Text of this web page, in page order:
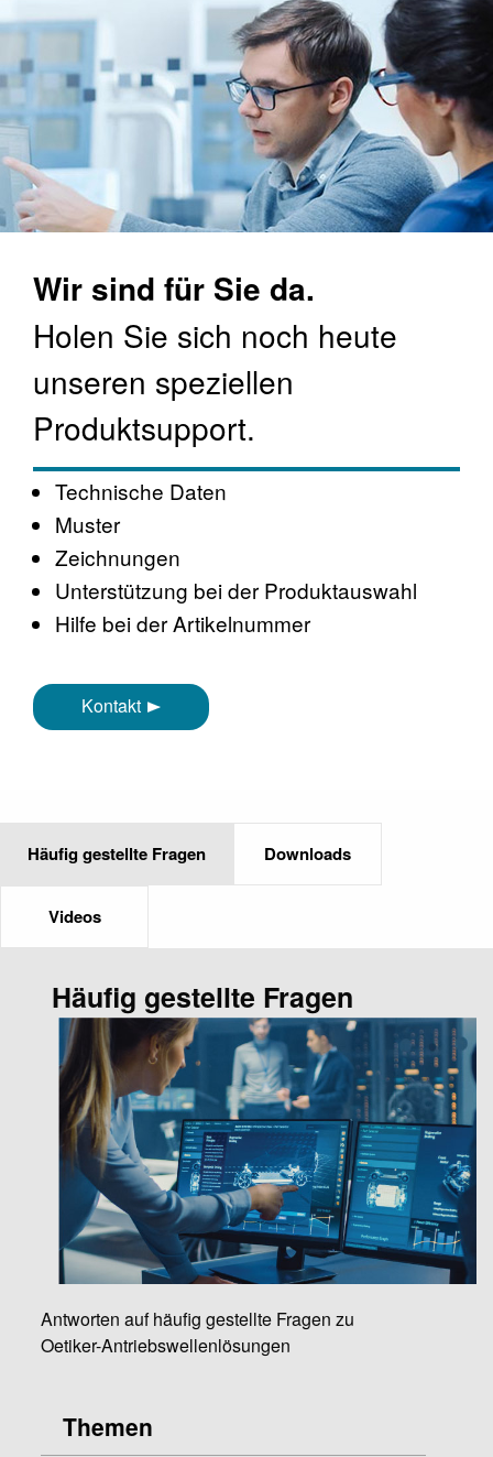
Wir sind für Sie da.
Holen Sie sich noch heute
unseren speziellen
Produktsupport.
Technische Daten
Muster
Zeichnungen
Unterstützung bei der Produktauswahl
Hilfe bei der Artikelnummer
Kontakt
Häufig gestellte Fragen Downloads
Videos
Häufig gestellte Fragen
Antworten auf häufig gestellte Fragen zu
Oetiker-Antriebswellenlösungen
Themen